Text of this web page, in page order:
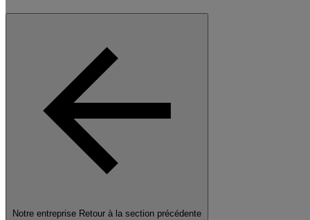
Notre entreprise Retour à la section précédente